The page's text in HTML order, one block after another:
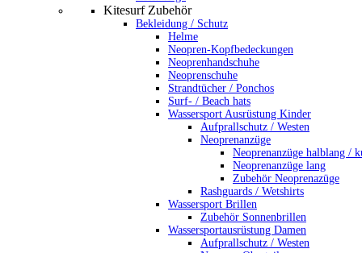
Kitesurf Zubehör
Bekleidung / Schutz
Helme
Neopren-Kopfbedeckungen
Neoprenhandschuhe
Neoprenschuhe
Strandtücher / Ponchos
Surf- / Beach hats
Wassersport Ausrüstung Kinder
Aufprallschutz / Westen
Neoprenanzüge
Neoprenanzüge halblang /
Neoprenanzüge lang
Zubehör Neoprenazüge
Rashguards / Wetshirts
Wassersport Brillen
Zubehör Sonnenbrillen
Wassersportausrüstung Damen
Aufprallschutz / Westen